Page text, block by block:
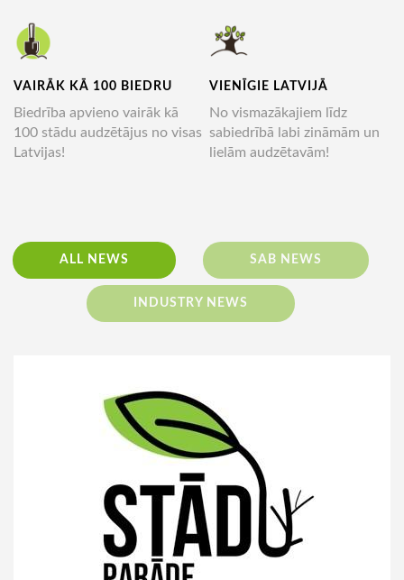
VAIRĀK KĀ 100 BIEDRU
Biedrība apvieno vairāk kā
100 stādu audzētājus no visas
Latvijas!
VIENĪGIE LATVIJĀ
No vismazākajiem līdz
sabiedrībā labi zināmām un
lielām audzētavām!
ALL NEWS SAB NEWS
INDUSTRY NEWS